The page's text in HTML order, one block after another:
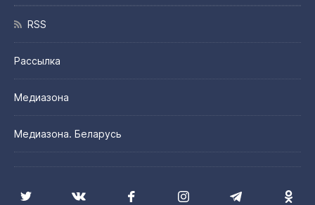
RSS
Рассылка
Медиазона
Медиазона. Беларусь